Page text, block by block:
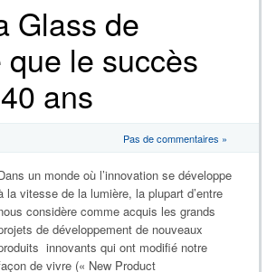
Glass de
que le succès
ans
Pas de commentaires »
un monde où l’innovation se développe
la vitesse de la lumière, la plupart d’entre
considère comme acquis les grands
de développement de nouveaux
innovants qui ont modifié notre
de vivre (« New Product